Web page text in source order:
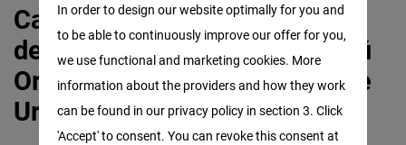
contenido
principal
Cambio de poder en una
democracia estable: Yamandú
Orsi es el nuevo presidente de
Uruguay
In order to design our website optimally for you and
to be able to continuously improve our offer for you,
we use functional and marketing cookies. More
information about the providers and how they work
can be found in our privacy policy in section 3. Click
'Accept' to consent. You can revoke this consent at